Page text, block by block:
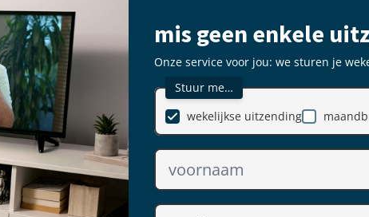
mis geen enkele
Onze service voor jou: we sturen je
Stuur me…
wekelijkse uitzending